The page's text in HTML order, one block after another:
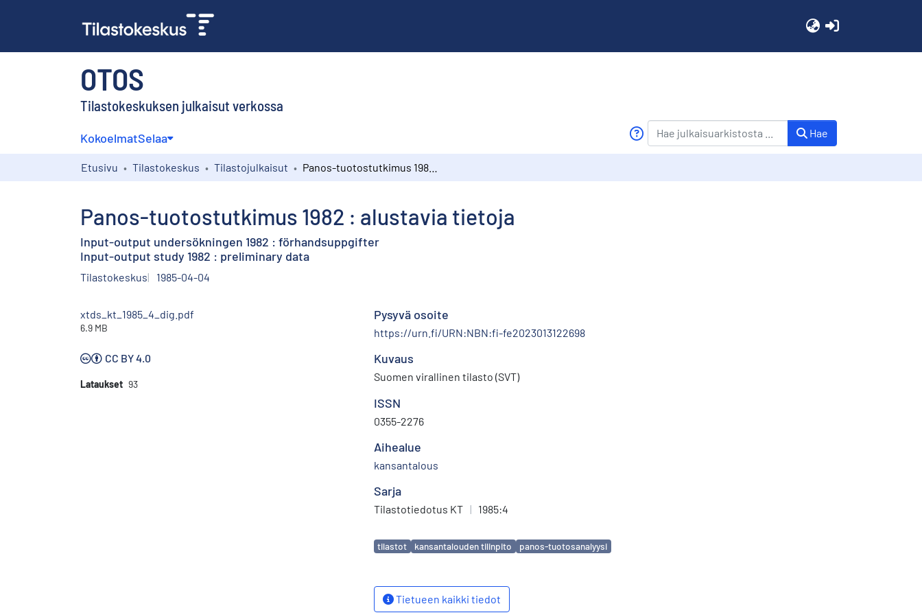
OTOS
Tilastokeskuksen julkaisut verkossa
KokoelmatSelaa Hae
Etusivu Tilastokeskus Tilastojulkaisut
Panos-tuotostutkimus 1982 : alustavia tietoja
Input-output undersökningen 1982 : förhandsuppgifter
Input-output study 1982 : preliminary data
Tilastokeskus 1985-04-04
xtds_kt_1985_4_dig.pdf
6.9 MB
CC BY 4.0
Lataukset 93
Pysyvä osoite
https://urn.fi/URN:NBN:fi-fe2023013122698
Kuvaus
Suomen virallinen tilasto (SVT)
ISSN
0355-2276
Aihealue
kansantalous
Sarja
Tilastotiedotus KT | 1985:4
Avainsanat
tilastot kansantalouden tilinpito panos-tuotosanalyysi
Tietueen kaikki tiedot